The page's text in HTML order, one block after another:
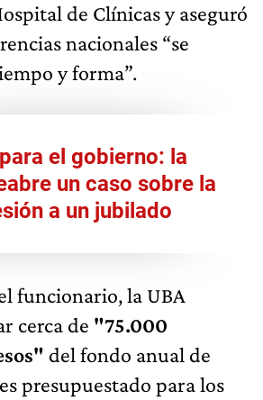
de Clínicas y aseguró
nacionales “se
y forma”.
el gobierno: la
un caso sobre la
a un jubilado
funcionario, la UBA
cerca de "75.000
del fondo anual de
presupuestado para los